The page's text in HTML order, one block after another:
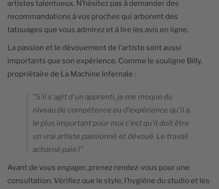
artistes talentueux. N’hésitez pas à demander des
recommandations à vos proches qui arborent des
tatouages que vous admirez et à lire les avis en ligne.
La passion et le dévouement de l’artiste sont aussi
importants que son expérience. Comme le souligne Billy,
propriétaire de La Machine Infernale :
"S'il s'agit d'un apprenti, je me moque du
niveau de compétence ou d'expérience qu'il a,
le plus important pour moi c'est qu'il doit être
un vrai artiste passionné et dévoué. Le travail
acharné paie !"
Avant de vous engager, prenez rendez-vous pour une
consultation. Vérifiez que le style, l’hygiène du studio et les